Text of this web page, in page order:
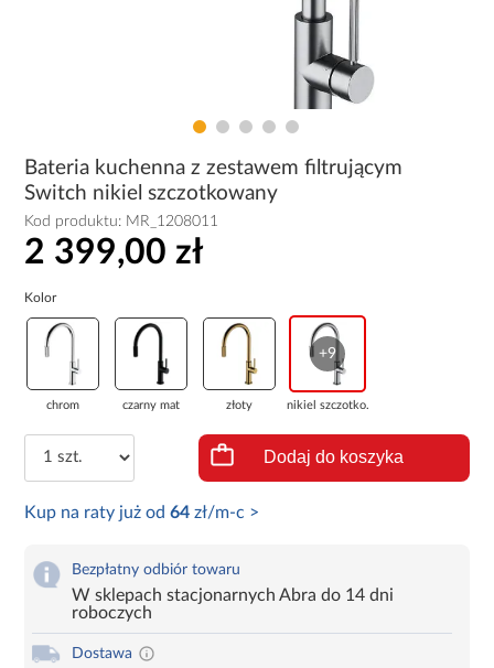
Bateria kuchenna z zestawem filtrującym
Switch nikiel szczotkowany
Kod produktu: MR_1208011
2 399,00 zł
Kolor
chrom czarny mat złoty
+9
nikiel szczotko...
Dodaj do koszyka
Kup na raty już od64 zł/m-c >
Bezpłatny odbiór towaru
W sklepach stacjonarnych Abra do 14 dni
roboczych
Dostawa